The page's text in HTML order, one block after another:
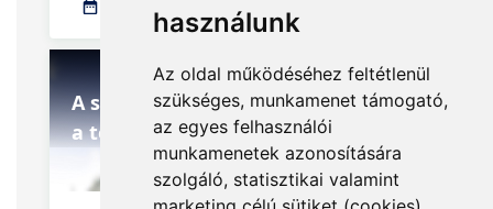
használunk
Az oldal működéséhez feltétlenül
szükséges, munkamenet támogató,
az egyes felhasználói
munkamenetek azonosítására
szolgáló, statisztikai valamint
A szálláshely-szolgáltatás adózása
a tételes átalányadózás szerint